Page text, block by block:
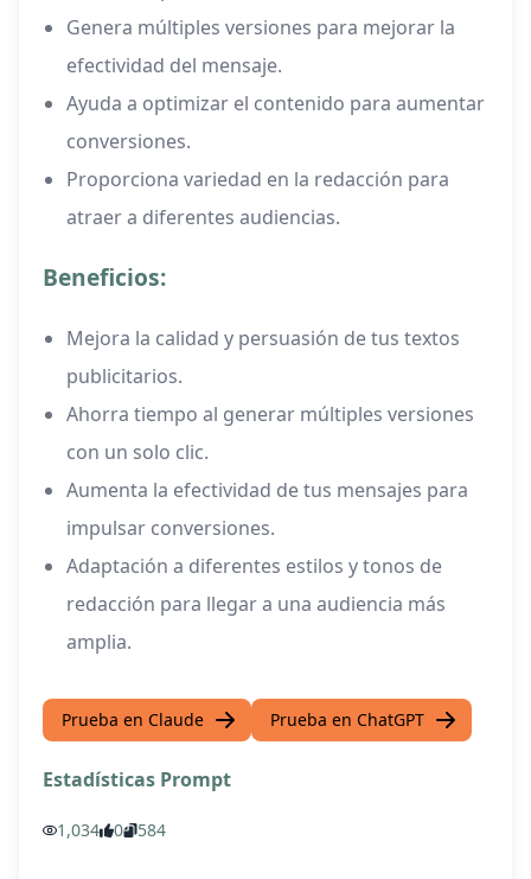
Genera múltiples versiones para mejorar la
efectividad del mensaje.
Ayuda a optimizar el contenido para aumentar
conversiones.
Proporciona variedad en la redacción para
atraer a diferentes audiencias.
Beneficios:
Mejora la calidad y persuasión de tus textos
publicitarios.
Ahorra tiempo al generar múltiples versiones
con un solo clic.
Aumenta la efectividad de tus mensajes para
impulsar conversiones.
Adaptación a diferentes estilos y tonos de
redacción para llegar a una audiencia más
amplia.
Prueba en Claude Prueba en ChatGPT
Estadísticas Prompt
1,034 0 584